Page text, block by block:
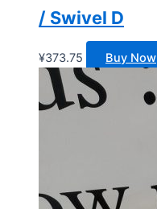
/ Swivel D
¥373.75 Buy Now